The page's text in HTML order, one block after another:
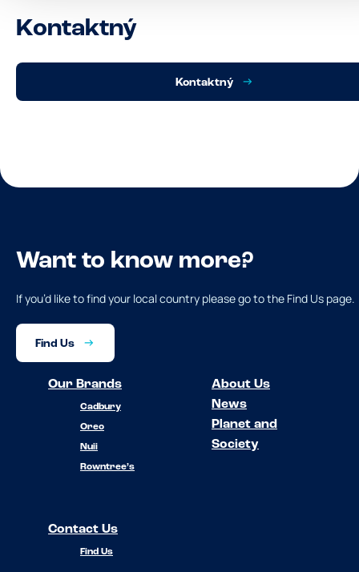
Kontaktný
Kontaktný
Want to know more?
If you’d like to find your local country please go to the Find Us page.
Find Us
Our Brands
Cadbury
Oreo
Nuii
Rowntree’s
About Us
News
Planet and
Society
Contact Us
Find Us